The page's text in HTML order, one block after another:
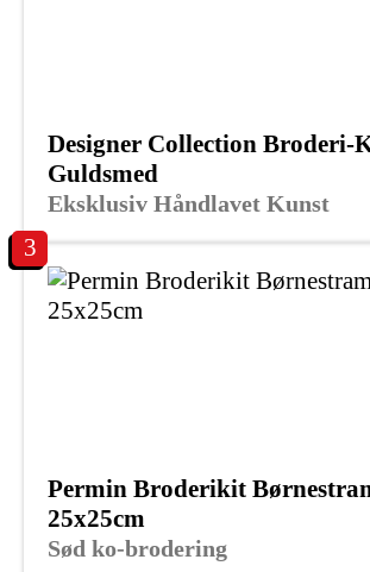
Eksklusiv Håndlavet Kunst
Designer Collection Broderi-
Guldsmed
3
Sød ko-brodering
Permin Broderikit
25x25cm